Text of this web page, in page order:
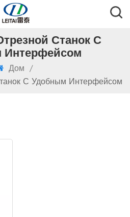
Станок С
Дом
/
С Удобным Интерфейсом